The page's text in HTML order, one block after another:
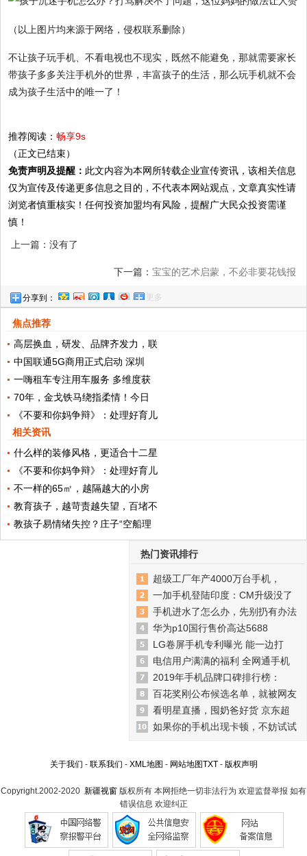
（以上图片均来源于网络，侵权联系删除）
不让孩子玩手机、不看电视也不现实，既然不能避免，那就需要家长
带孩子多多关注手机外的世界，丰富孩子的生活，那么玩手机就不会
成为孩子生活中的唯一了！
推荐阅读：畅享9s
（正文已结束）
免责声明及提醒： 此文内容为本网所转载企业宣传资讯，该相关信息
仅为宣传及传递更多信息之目的，不代表本网站观点，文章真实性请
浏览者慎重核实！任何投资加盟均有风险，提醒广大民众投资需谨
慎！
上一篇：没有了
下一篇： 宝宝的艺术启蒙，不必非要花钱报
班，抓住画画的4阶段在家也能做
分享到： 更多
焦点推荐
高层换血，研发、品牌齐发力，联
中国联通5G商用正式启动 深圳
一嗨租车专注用车服务 多维度获
70年，金戈铁马绕指柔情！今日
《不要和你妈争辩》：处理好育儿
相关资讯
什么样的装修风格，更适合十二星
《不要和你妈争辩》：处理好育儿
不一样的65㎡，越隔越大的小房
教育孩子，越苛责越失望，百堵不
教孩子易情绪失控？庄子“空船理
热门资讯排行
超级工厂年产4000万台手机，
一加手机登陆印度：CM升级没了
手机进水了怎么办，先别扔有办法
华为p10国行售价高达5688
LG卷屏手机专利曝光 能一边打
电信用户满满的福利 全网通手机
2019年手机品牌口碑排行榜：
百花奖刚公布候选名单，就被网友
看明星直播，囤奶爸好货 京东超
如果你的手机出现卡顿，不妨试试
关于我们 - 联系我们 - XML地图 - 网站地图TXT- 版权声明
Copyright.2002-2020 新疆视窗 版权所有 本网拒绝一切非法行为 欢迎监督举报 如有
错误信息 欢迎纠正